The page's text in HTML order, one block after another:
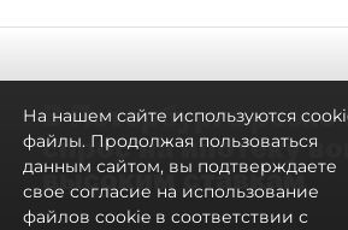
В Петербурге резко
спрос на ипотеку
высоким ставкам
На нашем сайте используются
файлы. Продолжая пользоваться
данным сайтом, вы подтверждаете
свое согласие на использование
файлов cookie в соответствии с